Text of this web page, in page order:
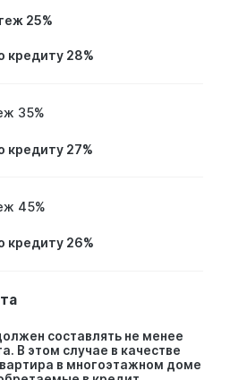
25%
кредиту 28%
35%
кредиту 27%
45%
кредиту 26%
составлять не менее
В этом случае в качестве
в многоэтажном доме